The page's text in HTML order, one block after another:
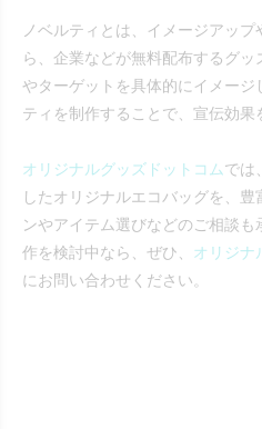
ノベルティとは、イメージアッ
ら、企業などが無料配布するグ
やターゲットを具体的にイメー
ティを制作することで、宣伝効果
オリジナルグッズドットコムでは
したオリジナルエコバッグを、
ンやアイテム選びなどのご相談も
作を検討中なら、ぜひ、 オリジナ
にお問い合わせください。